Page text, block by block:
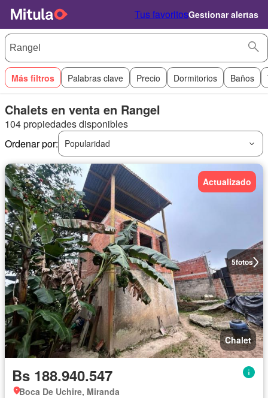
Tus favoritosGestionar alertas
Más filtros Palabras clave Precio Dormitorios Baños
Chalets en venta en Rangel
104 propiedades disponibles
Ordenar por:
Popularidad
5fotos
Actualizado
Chalet
Bs 188.940.547
Boca De Uchire, Miranda